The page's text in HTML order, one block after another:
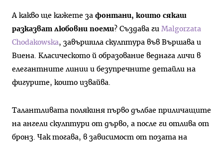
А какво ще кажете за фонтани, които сякаш
разказват любовни поеми? Създава ги Malgorzata
Chodakowska, завършила скулптура във Вършава и
Виена. Класическото й образование веднага личи в
елегантните линии и безупречните детайли на
фигурите, които извайва.
Талантливата полякиня първо дълбае приличащите
на ангели скулптури от дърво, а после ги отлива от
бронз. Чак тогава, в зависимост от позата на